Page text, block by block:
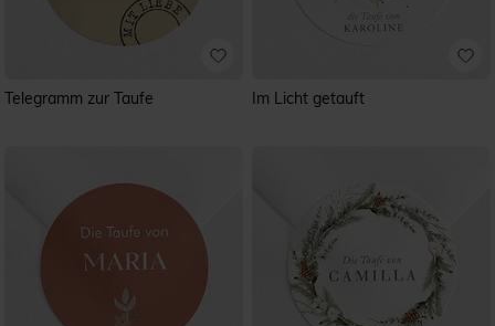
Telegramm zur Taufe Im Licht getauft